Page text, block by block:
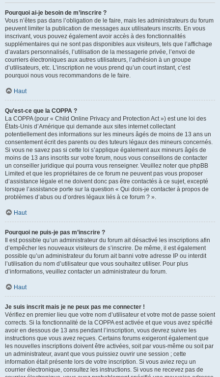
Pourquoi ai-je besoin de m’inscrire ?
Vous n’êtes pas dans l’obligation de le faire, mais les administrateurs du forum
peuvent limiter la publication de messages aux utilisateurs inscrits. En vous
inscrivant, vous pouvez également avoir accès à des fonctionnalités
supplémentaires qui ne sont pas disponibles aux visiteurs, tels que l’affichage
d’avatars personnalisés, l’utilisation de la messagerie privée, l’envoi de
courriers électroniques aux autres utilisateurs, l’adhésion à un groupe
d’utilisateurs, etc. L’inscription ne vous prend qu’un court instant, c’est
pourquoi nous vous recommandons de le faire.
Haut
Qu’est-ce que la COPPA ?
La COPPA (pour « Child Online Privacy and Protection Act ») est une loi des
États-Unis d’Amérique qui demande aux sites internet collectant
potentiellement des informations sur les mineurs âgés de moins de 13 ans un
consentement écrit des parents ou des tuteurs légaux des mineurs concernés.
Si vous ne savez pas si cette loi s’applique également aux mineurs âgés de
moins de 13 ans inscrits sur votre forum, nous vous conseillons de contacter
un conseiller juridique qui pourra vous renseigner. Veuillez noter que phpBB
Limited et que les propriétaires de ce forum ne peuvent pas vous proposer
d’assistance légale et ne doivent donc pas être contactés à ce sujet, excepté
lorsque l’assistance porte sur la question « Qui dois-je contacter à propos de
problèmes d’abus ou d’ordres légaux liés à ce forum ? ».
Haut
Pourquoi ne puis-je pas m’inscrire ?
Il est possible qu’un administrateur du forum ait désactivé les inscriptions afin
d’empêcher les nouveaux visiteurs de s’inscrire. De même, il est également
possible qu’un administrateur du forum ait banni votre adresse IP ou interdit
l’utilisation du nom d’utilisateur que vous souhaitez utiliser. Pour plus
d’informations, veuillez contacter un administrateur du forum.
Haut
Je suis inscrit mais je ne peux pas me connecter !
Vérifiez en premier lieu que votre nom d’utilisateur et votre mot de passe soient
corrects. Si la fonctionnalité de la COPPA est activée et que vous avez spécifié
avoir en dessous de 13 ans pendant l’inscription, vous devrez suivre les
instructions que vous avez reçues. Certains forums exigeront également que
les nouvelles inscriptions doivent être activées, soit par vous-même ou soit par
un administrateur, avant que vous puissiez ouvrir une session ; cette
information était présente lors de votre inscription. Si vous aviez reçu un
courrier électronique, consultez les instructions. Si vous ne recevez pas de